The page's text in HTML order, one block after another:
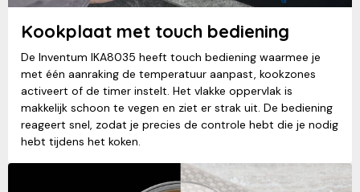
Kookplaat met touch bediening
De Inventum IKA8035 heeft touch bediening waarmee je
met één aanraking de temperatuur aanpast, kookzones
activeert of de timer instelt. Het vlakke oppervlak is
makkelijk schoon te vegen en ziet er strak uit. De bediening
reageert snel, zodat je precies de controle hebt die je nodig
hebt tijdens het koken.